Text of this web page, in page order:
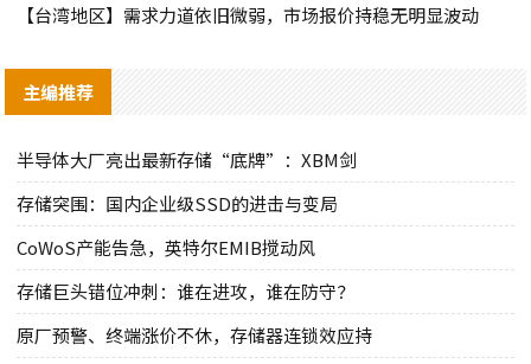
【台湾地区】需求力道依旧微弱，市场报价持稳无明显波动
主编推荐
半导体大厂亮出最新存储“底牌”：XBM剑
存储突围：国内企业级SSD的进击与变局
CoWoS产能告急，英特尔EMIB搅动风
存储巨头错位冲刺：谁在进攻，谁在防守？
原厂预警、终端涨价不休，存储器连锁效应持